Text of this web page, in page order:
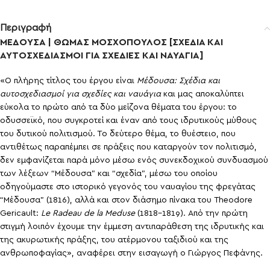
Περιγραφή
ΜΕΔΟΥΣΑ | ΘΩΜΑΣ ΜΟΣΧΟΠΟΥΛΟΣ [ΣΧΕΔΙΑ ΚΑΙ
ΑΥΤΟΣΧΕΔΙΑΣΜΟΙ ΓΙΑ ΣΧΕΔΙΕΣ ΚΑΙ ΝΑΥΑΓΙΑ]
«Ο πλήρης τίτλος του έργου είναι Μέδουσα: Σχέδια και
αυτοσχεδιασμοί για σχεδίες και ναυάγια και μας αποκαλύπτει
εύκολα το πρώτο από τα δύο μείζονα θέματα του έργου: το
οδυσσεϊκό, που συγκροτεί και έναν από τους ιδρυτικούς μύθους
του δυτικού πολιτισμού. Το δεύτερο θέμα, το θυέστειο, που
αντιθέτως παραπέμπει σε πράξεις που καταργούν τον πολιτισμό,
δεν εμφανίζεται παρά μόνο μέσω ενός συνεκδοχικού συνδυασμού
των λέξεων “Μέδουσα” και “σχεδία”, μέσω του οποίου
οδηγούμαστε στο ιστορικό γεγονός του ναυαγίου της φρεγάτας
“Μέδουσα” (1816), αλλά και στον διάσημο πίνακα του Theodore
Gericault: Le Radeau de la Meduse (1818-1819). Από την πρώτη
στιγμή λοιπόν έχουμε την έμμεση αντιπαράθεση της ιδρυτικής και
της ακυρωτικής πράξης, του ατέρμονου ταξιδιού και της
ανθρωποφαγίας», αναφέρει στην εισαγωγή ο Γιώργος Πεφάνης.